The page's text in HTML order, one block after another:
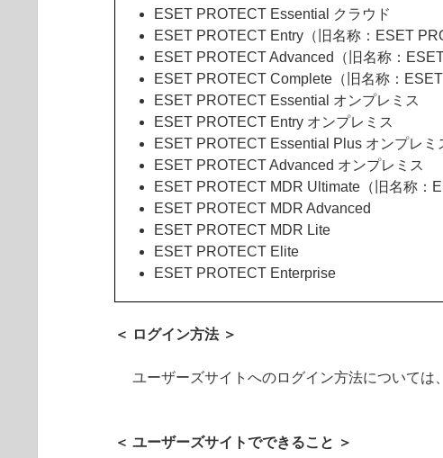
ESET PROTECT Essential クラウド
ESET PROTECT Entry（旧名称：ESET
ESET PROTECT Advanced（旧名称：
ESET PROTECT Complete（旧名称：
ESET PROTECT Essential オンプレミス
ESET PROTECT Entry オンプレミス
ESET PROTECT Essential Plus オンプレミ
ESET PROTECT Advanced オンプレミス
ESET PROTECT MDR Ultimate（旧名称：
ESET PROTECT MDR Advanced
ESET PROTECT MDR Lite
ESET PROTECT Elite
ESET PROTECT Enterprise
＜ ログイン方法 ＞
ユーザーズサイトへのログイン方法については、
＜ ユーザーズサイトでできること ＞